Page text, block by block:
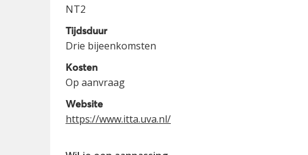
NT2
Tijdsduur
Drie bijeenkomsten
Kosten
Op aanvraag
Website
https://www.itta.uva.nl/